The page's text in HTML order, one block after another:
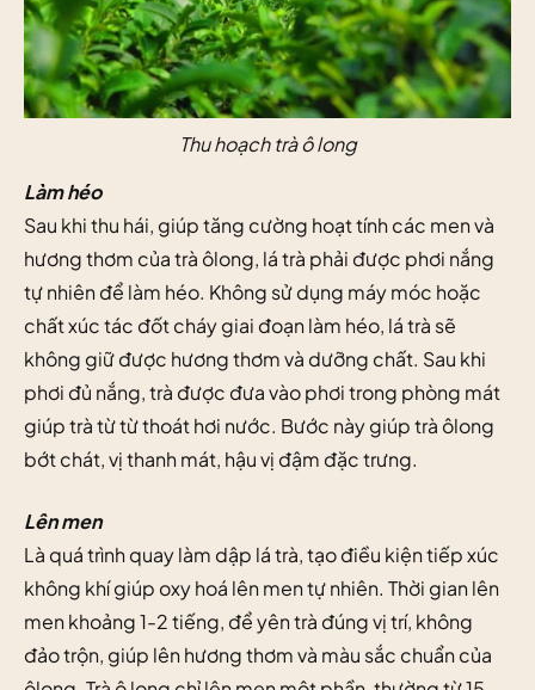
Thu hoạch trà ô long
Làm héo
Sau khi thu hái, giúp tăng cường hoạt tính các men và
hương thơm của trà ôlong, lá trà phải được phơi nắng
tự nhiên để làm héo. Không sử dụng máy móc hoặc
chất xúc tác đốt cháy giai đoạn làm héo, lá trà sẽ
không giữ được hương thơm và dưỡng chất. Sau khi
phơi đủ nắng, trà được đưa vào phơi trong phòng mát
giúp trà từ từ thoát hơi nước. Bước này giúp trà ôlong
bớt chát, vị thanh mát, hậu vị đậm đặc trưng.
Lên men
Là quá trình quay làm dập lá trà, tạo điều kiện tiếp xúc
không khí giúp oxy hoá lên men tự nhiên. Thời gian lên
men khoảng 1-2 tiếng, để yên trà đúng vị trí, không
đảo trộn, giúp lên hương thơm và màu sắc chuẩn của